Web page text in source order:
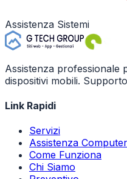
Assistenza Sistemi
Assistenza professionale
dispositivi mobili.
Link Rapidi
Servizi
Assistenza Computer
Come Funziona
Chi Siamo